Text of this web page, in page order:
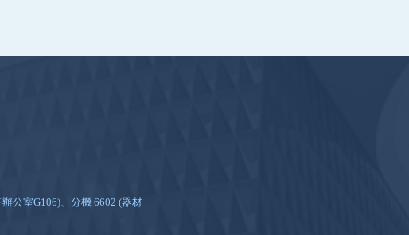
公室G106)、分機 6602 (器材